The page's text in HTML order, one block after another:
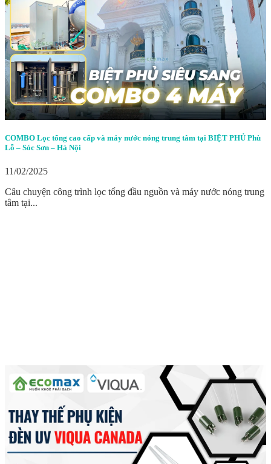
COMBO Lọc tổng cao cấp và máy nước nóng trung tâm tại BIỆT PHỦ Phù
Lỗ – Sóc Sơn – Hà Nội
11/02/2025
Câu chuyện công trình lọc tổng đầu nguồn và máy nước nóng trung
tâm tại...